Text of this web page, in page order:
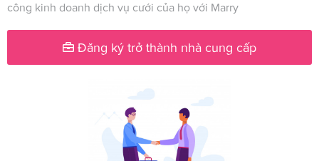
công kinh doanh dịch vụ cưới của họ với Marry
Đăng ký trở thành nhà cung cấp